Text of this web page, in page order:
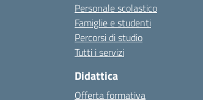
Personale scolastico
Famiglie e studenti
Percorsi di studio
Tutti i servizi
Didattica
Offerta formativa